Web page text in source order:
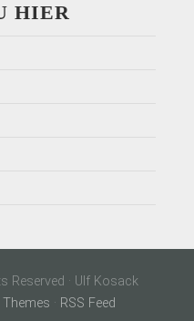
HIER
Reserved · Ulf Kosack
· RSS Feed